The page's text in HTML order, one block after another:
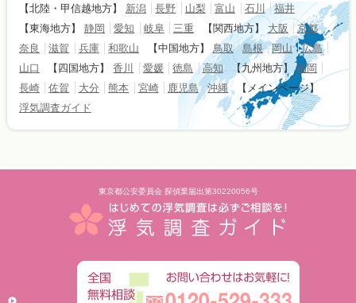
【北陸・甲信越地方】
新潟 長野 山梨 富山 石川
福井
【東海地方】
静岡 愛知 岐阜 三重 【関西地方】 大阪
京都
奈良
滋賀 兵庫 和歌山 【中国地方】 鳥取 島根 岡山
広島
山口
【四国地方】 香川 愛媛 徳島 高知 【九州地方】 福岡
長崎
佐賀 大分 熊本 宮崎 鹿児島 沖縄
【メインページ】
浮気調査ガイド
東京都公安委員会 探偵業届出第30220056号